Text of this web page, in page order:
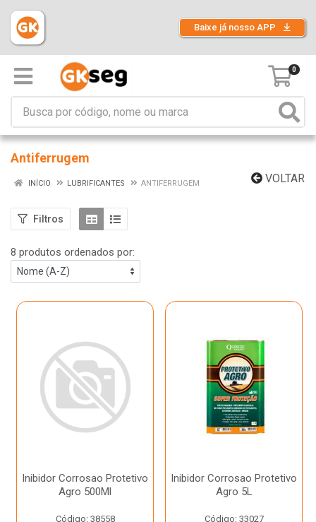
Baixe já nosso APP
0
Antiferrugem
VOLTAR
INÍCIO LUBRIFICANTES ANTIFERRUGEM
Filtros
8 produtos ordenados por:
Inibidor Corrosao Protetivo
Agro 500Ml
Código: 38558
Inibidor Corrosao Protetivo
Agro 5L
Código: 33027